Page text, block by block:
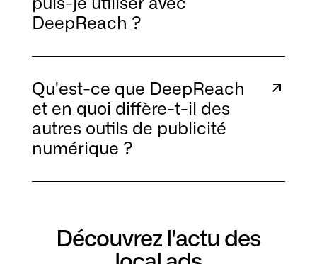
DeepReach ?
Qu'est-ce que DeepReach
et en quoi diffère-t-il des
autres outils de publicité
numérique ?
Découvrez l'actu des